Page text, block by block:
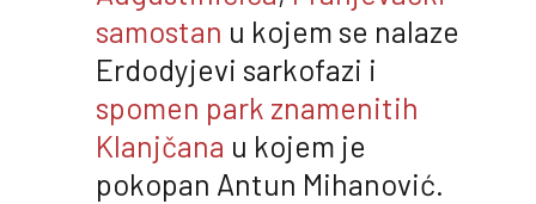
samostan u kojem se nalaze
Erdodyjevi sarkofazi i
spomen park znamenitih
Klanjčana u kojem je
pokopan Antun Mihanović.